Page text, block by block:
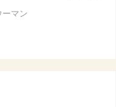
ーマン